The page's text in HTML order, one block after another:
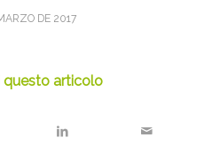
DE 2017
questo articolo